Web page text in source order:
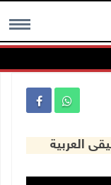
MENU
العربية